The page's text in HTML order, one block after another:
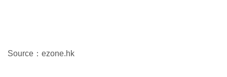
Source：ezone.hk